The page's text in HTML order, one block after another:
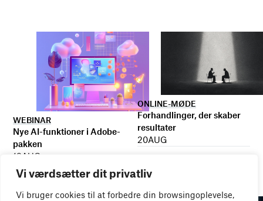
Vi værdsætter dit privatliv
Vi bruger cookies til at forbedre din browsingoplevelse,
WEBINAR
Nye AI-funktioner i Adobe-
pakken
18 AUG
ONLINE-MØDE
Forhandlinger, der skaber
resultater
20AUG